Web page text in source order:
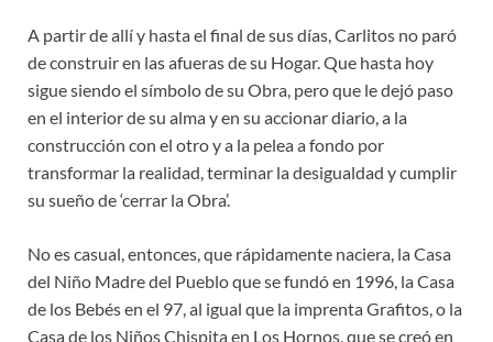
A partir de allí y hasta el final de sus días, Carlitos no paró
de construir en las afueras de su Hogar. Que hasta hoy
sigue siendo el símbolo de su Obra, pero que le dejó paso
en el interior de su alma y en su accionar diario, a la
construcción con el otro y a la pelea a fondo por
transformar la realidad, terminar la desigualdad y cumplir
su sueño de ‘cerrar la Obra’.
No es casual, entonces, que rápidamente naciera, la Casa
del Niño Madre del Pueblo que se fundó en 1996, la Casa
de los Bebés en el 97, al igual que la imprenta Grafitos, o la
Casa de los Niños Chispita en Los Hornos, que se creó en